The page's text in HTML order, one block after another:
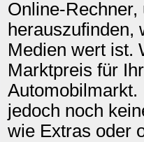
Online-
herauszufinden,
Medien wert ist.
Marktpreis für
jedoch noch
wie Extras oder